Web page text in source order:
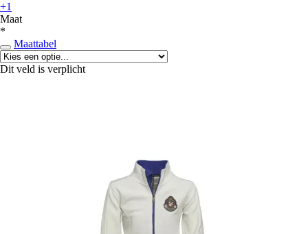
+1
Maat
*
Maattabel
Dit veld is verplicht